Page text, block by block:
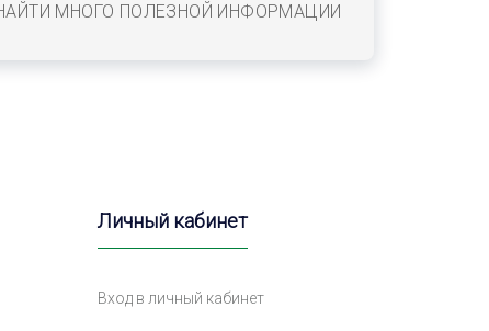
МНОГО ПОЛЕЗНОЙ ИНФОРМАЦИИ
Личный кабинет
Вход в личный кабинет